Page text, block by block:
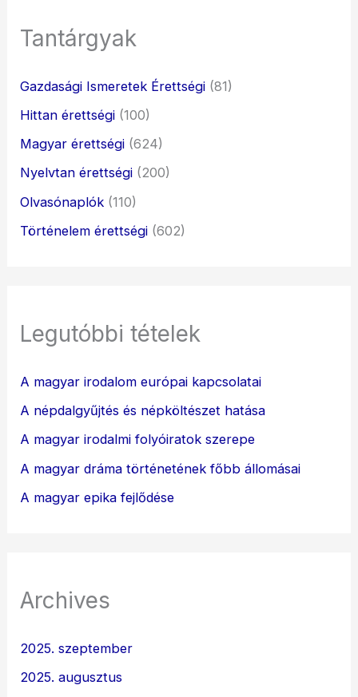
Tantárgyak
Gazdasági Ismeretek Érettségi (81)
Hittan érettségi (100)
Magyar érettségi (624)
Nyelvtan érettségi (200)
Olvasónaplók (110)
Történelem érettségi (602)
Legutóbbi tételek
A magyar irodalom európai kapcsolatai
A népdalgyűjtés és népköltészet hatása
A magyar irodalmi folyóiratok szerepe
A magyar dráma történetének főbb állomásai
A magyar epika fejlődése
Archives
2025. szeptember
2025. augusztus